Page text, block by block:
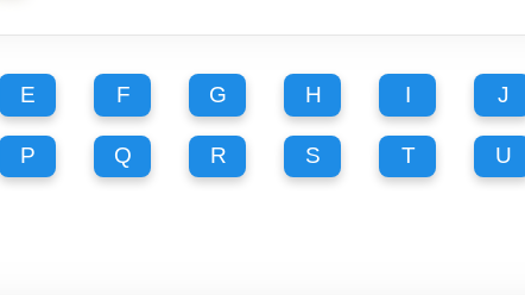
E F G H I J
P Q R S T U